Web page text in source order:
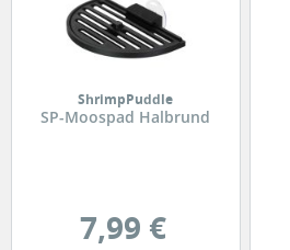
ShrimpPuddle
SP-Moospad Halbrund
7,99 €